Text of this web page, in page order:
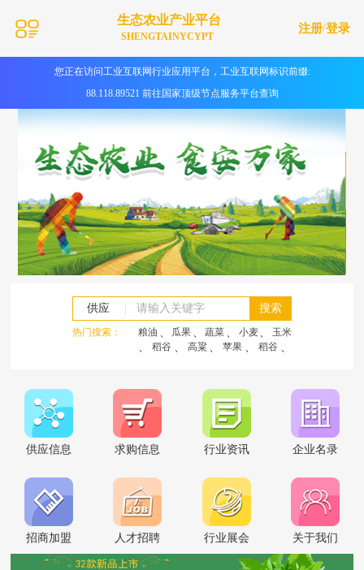
生态农业产业平台
SHENGTAINYCYPT
注册/登录
您正在访问工业互联网行业应用平台，工业互联网标识前缀:
88.118.89521 前往国家顶级节点服务平台查询
供应 搜索
热门搜索： 粮油 、 瓜果 、 蔬菜 、 小麦、 玉米
、 稻谷 、 高粱 、 苹果 、 稻谷 、
供应信息 求购信息 行业资讯 企业名录
招商加盟 人才招聘 行业展会 关于我们